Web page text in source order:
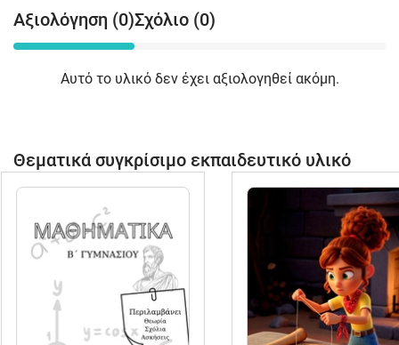
Αξιολόγηση (0)Σχόλιο (0)
Αυτό το υλικό δεν έχει αξιολογηθεί ακόμη.
Θεματικά συγκρίσιμο εκπαιδευτικό υλικό